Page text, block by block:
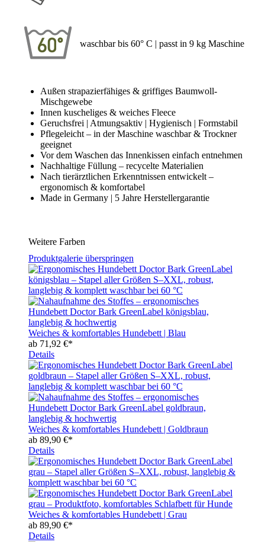
waschbar bis 60° C | passt in 9 kg Maschine
Außen strapazierfähiges & griffiges Baumwoll-
Mischgewebe
Innen kuscheliges & weiches Fleece
Geruchsfrei | Atmungsaktiv | Hygienisch | Formstabil
Pflegeleicht – in der Maschine waschbar & Trockner
geeignet
Vor dem Waschen das Innenkissen einfach entnehmen
Nachhaltige Füllung – recycelte Materialien
Nach tierärztlichen Erkenntnissen entwickelt –
ergonomisch & komfortabel
Made in Germany | 5 Jahre Herstellergarantie
Weitere Farben
Produktgalerie überspringen
Weiches & komfortables Hundebett | Blau
ab 71,92 €*
Details
Weiches & komfortables Hundebett | Goldbraun
ab 89,90 €*
Details
Weiches & komfortables Hundebett | Grau
ab 89,90 €*
Details